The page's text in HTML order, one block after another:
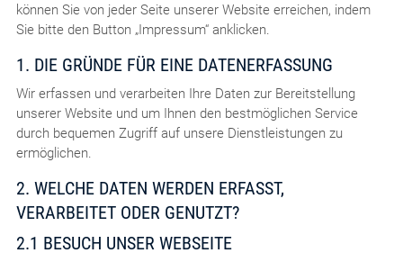
können Sie von jeder Seite unserer Website erreichen, indem
Sie bitte den Button „Impressum“ anklicken.
1. DIE GRÜNDE FÜR EINE DATENERFASSUNG
Wir erfassen und verarbeiten Ihre Daten zur Bereitstellung
unserer Website und um Ihnen den bestmöglichen Service
durch bequemen Zugriff auf unsere Dienstleistungen zu
ermöglichen.
2. WELCHE DATEN WERDEN ERFASST,
VERARBEITET ODER GENUTZT?
2.1 BESUCH UNSER WEBSEITE